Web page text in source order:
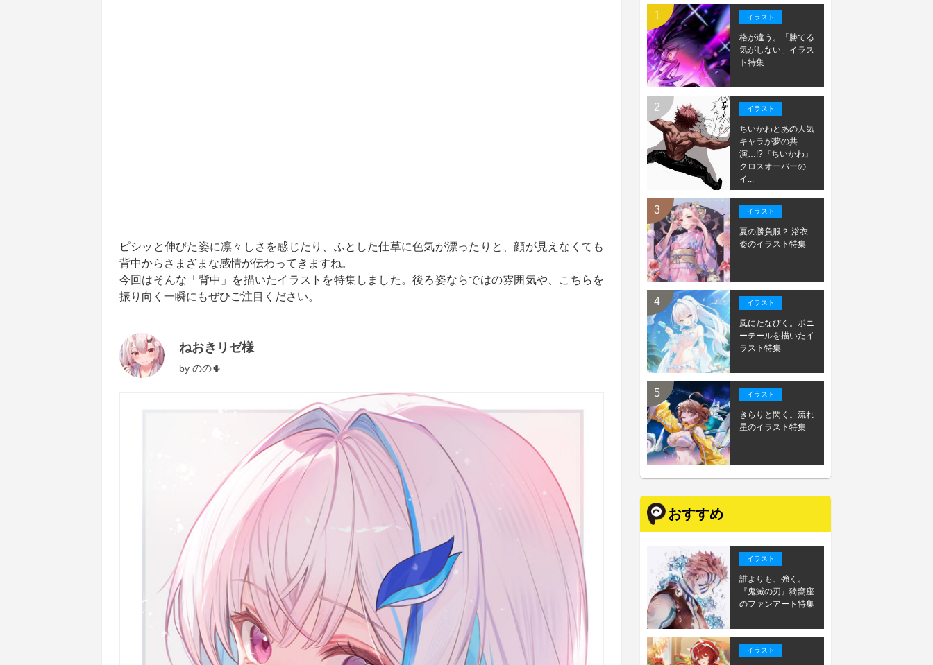
ピシッと伸びた姿に凛々しさを感じたり、ふとした仕草に色気が漂ったりと、顔が見えなくても
背中からさまざまな感情が伝わってきますね。
今回はそんな「背中」を描いたイラストを特集しました。後ろ姿ならではの雰囲気や、こちらを
振り向く一瞬にもぜひご注目ください。
ねおきリゼ様
by のの🌵
イラスト
格が違う。「勝てる
気がしない」イラス
ト特集
イラスト
ちいかわとあの人気
キャラが夢の共
演…!?『ちいかわ』
クロスオーバーの
イ...
イラスト
夏の勝負服？ 浴衣
姿のイラスト特集
イラスト
風にたなびく。ポニ
ーテールを描いたイ
ラスト特集
イラスト
きらりと閃く。流れ
星のイラスト特集
おすすめ
イラスト
誰よりも、強く。
『鬼滅の刃』猗窩座
のファンアート特集
イラスト